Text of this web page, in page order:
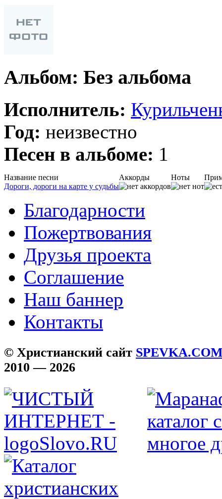
Альбом: Без альбома
Исполнитель:
Год: неизвестно
Песен в альбоме: 1
Название песни Аккорды Ноты
Дороги, дороги на карте у судьбы
Благодарности
Пожертвования
Друзья проекта
Соглашение
Наш баннер
Контакты
© Христианский сайт
2010 — 2026